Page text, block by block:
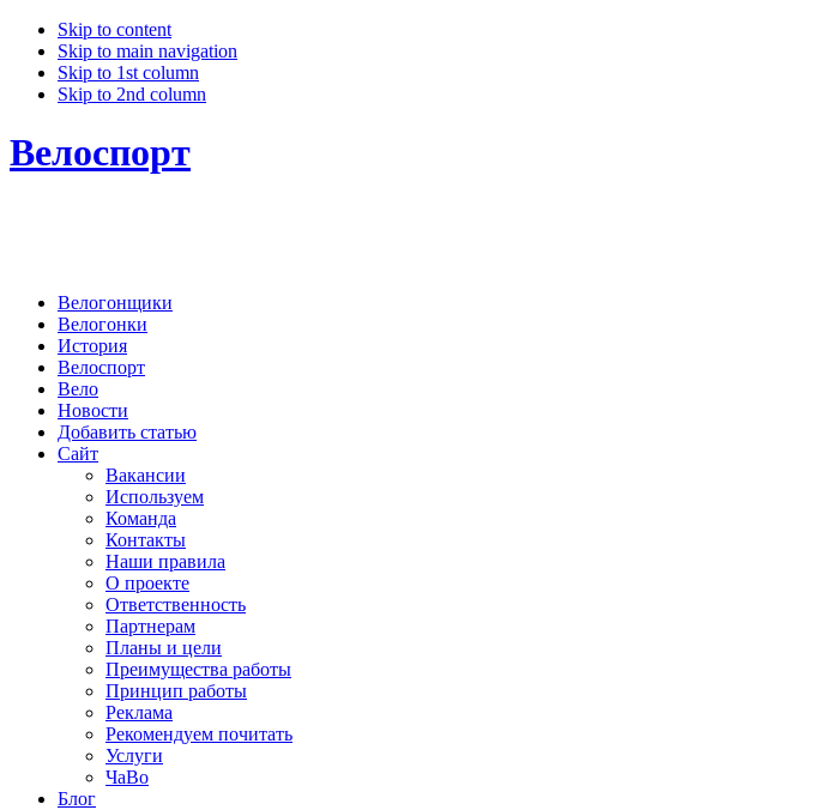
Skip to content
Skip to main navigation
Skip to 1st column
Skip to 2nd column
Велоспорт
Велогонщики
Велогонки
История
Велоспорт
Вело
Новости
Добавить статью
Сайт
Вакансии
Используем
Команда
Контакты
Наши правила
О проекте
Ответственность
Партнерам
Планы и цели
Преимущества работы
Принцип работы
Реклама
Рекомендуем почитать
Услуги
ЧаВо
Блог